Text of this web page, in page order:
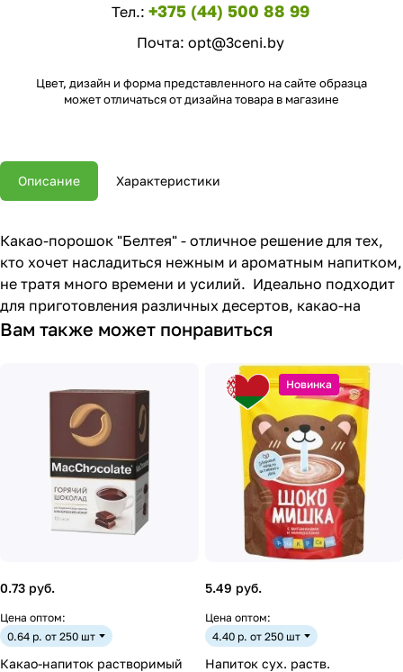
Тел.: +375 (44) 500 88 99
Почта: opt@3ceni.by
Цвет, дизайн и форма представленного на сайте образца
может отличаться от дизайна товара в магазине
Описание Характеристики
Какао-порошок "Белтея" - отличное решение для тех,
кто хочет насладиться нежным и ароматным напитком,
не тратя много времени и усилий. Идеально подходит
для приготовления различных десертов, какао-на
Вам также может понравиться
0.73 руб.
Цена оптом:
0.64 р. от 250 шт
Какао-напиток растворимый
Новинка
5.49 руб.
Цена оптом:
4.40 р. от 250 шт
Напиток сух. раств.